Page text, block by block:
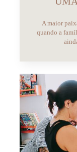
A maior
quando a